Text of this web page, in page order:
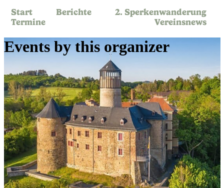
Start Berichte
2. Sperkenwanderung
Termine
Vereinsnews
Events by this organizer